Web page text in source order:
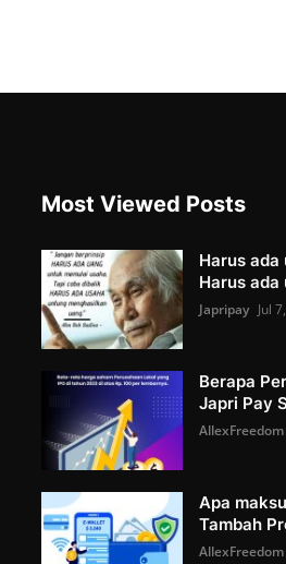
Most Viewed Posts
Harus ada
Harus ada
Japripay Jul
Berapa
Japri Pay
AllexFreedom
Apa
Tambah
AllexFreedom